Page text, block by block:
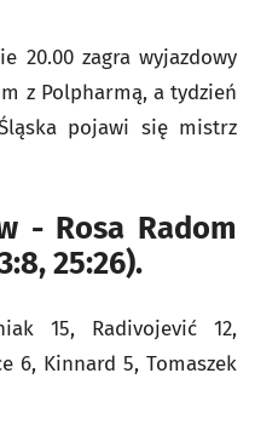
20.00 zagra wyjazdowy
z Polpharmą, a tydzień
pojawi się mistrz
- Rosa Radom
25:26).
15, Radivojević 12,
6, Kinnard 5, Tomaszek